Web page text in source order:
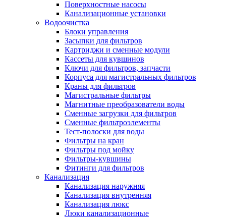
Все для бани
Полезные статьи
Новости и Акции
Оплата и доставка
Сервис-центр
Адреса Сервис-центров
Поверхностные насосы
Канализационные установки
Водоочистка
Блоки управления
Засыпки для фильтров
Картриджи и сменные модули
Кассеты для кувшинов
Ключи для фильтров, запчасти
Корпуса для магистральных фильтров
Краны для фильтров
Магистральные фильтры
Магнитные преобразователи воды
Сменные загрузки для фильтров
Сменные фильтроэлементы
Тест-полоски для воды
Фильтры на кран
Фильтры под мойку
Фильтры-кувшины
Фитинги для фильтров
Канализация
Канализация наружняя
Канализация внутренняя
Канализация люкс
Люки канализационные